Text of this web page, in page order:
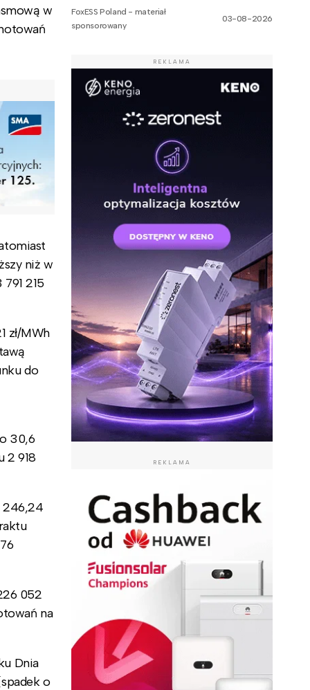
w
niż w
215
zł/MWh
do
30,6
2 918
246,24
052
na
Dnia
o
FoxESS Poland - materiał
sponsorowany
03-08-2026
REKLAMA
REKLAMA